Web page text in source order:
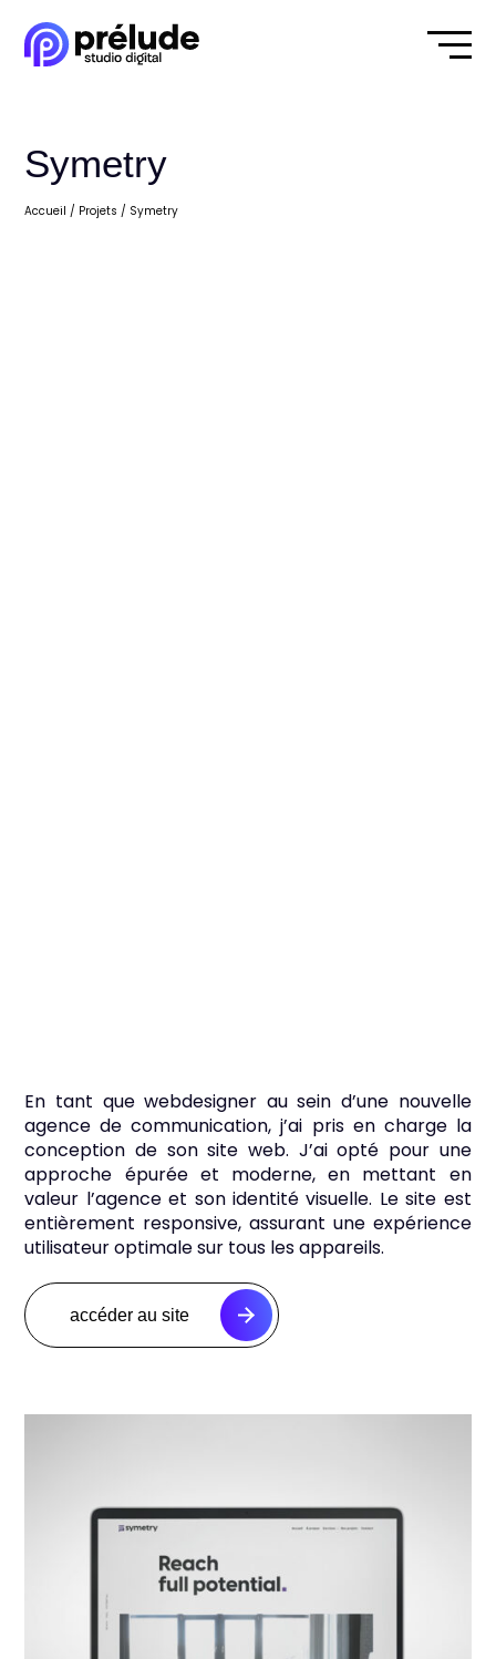
Symetry
Accueil / Projets / Symetry
En tant que webdesigner au sein d’une nouvelle
agence de communication, j’ai pris en charge la
conception de son site web. J’ai opté pour une
approche épurée et moderne, en mettant en
valeur l’agence et son identité visuelle. Le site est
entièrement responsive, assurant une expérience
utilisateur optimale sur tous les appareils.
accéder au site